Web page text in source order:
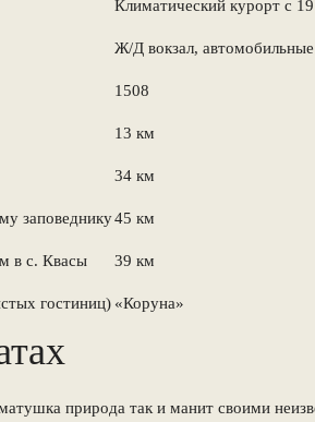
Климатический курорт с 19
Ж/Д вокзал,
1508
13 км
34 км
заповеднику45 км
в с. Квасы 39 км
гостиниц) «Коруна»
природа так и манит своими